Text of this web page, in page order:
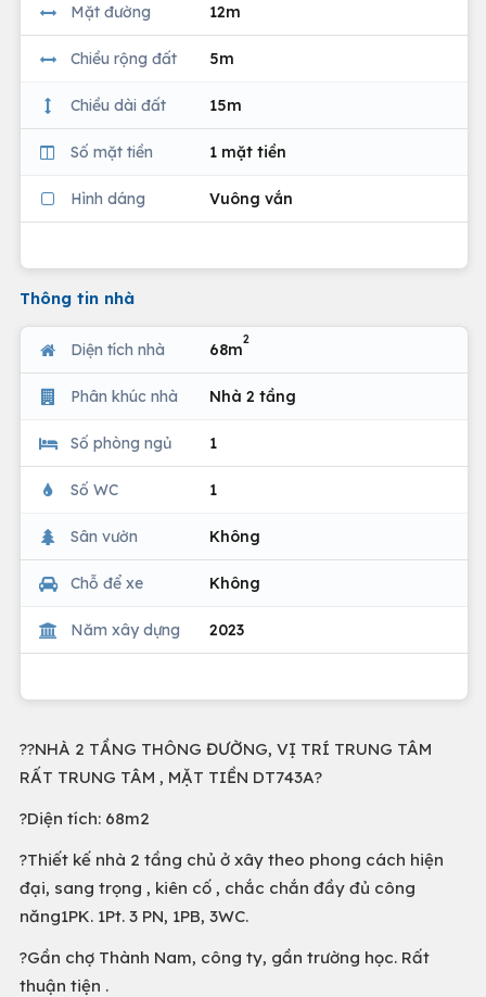
Mặt đường 12m
Chiều rộng đất 5m
Chiều dài đất 15m
Số mặt tiền 1 mặt tiền
Hình dáng Vuông vắn
Thông tin nhà
Diện tích nhà 68m
2
Phân khúc nhà Nhà 2 tầng
Số phòng ngủ 1
Số WC 1
Sân vườn Không
Chỗ để xe Không
Năm xây dựng 2023
??NHÀ 2 TẦNG THÔNG ĐƯỜNG, VỊ TRÍ TRUNG TÂM
RẤT TRUNG TÂM , MẶT TIỀN DT743A?
?️Diện tích: 68m2
?️Thiết kế nhà 2 tầng chủ ở xây theo phong cách hiện
đại, sang trọng , kiên cố , chắc chắn đầy đủ công
năng1PK. 1Pt. 3 PN, 1PB, 3WC.
?️Gần chợ Thành Nam, công ty, gần trường học. Rất
thuận tiện .